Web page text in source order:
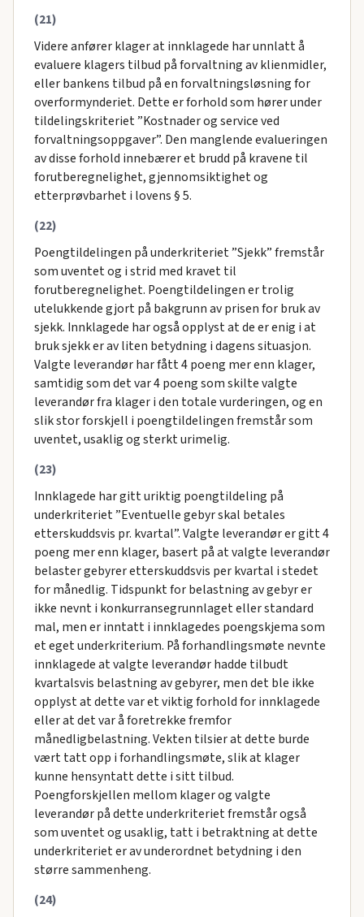
(21)
Videre anfører klager at innklagede har unnlatt å
evaluere klagers tilbud på forvaltning av klienmidler,
eller bankens tilbud på en forvaltningsløsning for
overformynderiet. Dette er forhold som hører under
tildelingskriteriet ”Kostnader og service ved
forvaltningsoppgaver”. Den manglende evalueringen
av disse forhold innebærer et brudd på kravene til
forutberegnelighet, gjennomsiktighet og
etterprøvbarhet i lovens § 5.
(22)
Poengtildelingen på underkriteriet ”Sjekk” fremstår
som uventet og i strid med kravet til
forutberegnelighet. Poengtildelingen er trolig
utelukkende gjort på bakgrunn av prisen for bruk av
sjekk. Innklagede har også opplyst at de er enig i at
bruk sjekk er av liten betydning i dagens situasjon.
Valgte leverandør har fått 4 poeng mer enn klager,
samtidig som det var 4 poeng som skilte valgte
leverandør fra klager i den totale vurderingen, og en
slik stor forskjell i poengtildelingen fremstår som
uventet, usaklig og sterkt urimelig.
(23)
Innklagede har gitt uriktig poengtildeling på
underkriteriet ”Eventuelle gebyr skal betales
etterskuddsvis pr. kvartal”. Valgte leverandør er gitt 4
poeng mer enn klager, basert på at valgte leverandør
belaster gebyrer etterskuddsvis per kvartal i stedet
for månedlig. Tidspunkt for belastning av gebyr er
ikke nevnt i konkurransegrunnlaget eller standard
mal, men er inntatt i innklagedes poengskjema som
et eget underkriterium. På forhandlingsmøte nevnte
innklagede at valgte leverandør hadde tilbudt
kvartalsvis belastning av gebyrer, men det ble ikke
opplyst at dette var et viktig forhold for innklagede
eller at det var å foretrekke fremfor
månedligbelastning. Vekten tilsier at dette burde
vært tatt opp i forhandlingsmøte, slik at klager
kunne hensyntatt dette i sitt tilbud.
Poengforskjellen mellom klager og valgte
leverandør på dette underkriteriet fremstår også
som uventet og usaklig, tatt i betraktning at dette
underkriteriet er av underordnet betydning i den
større sammenheng.
(24)